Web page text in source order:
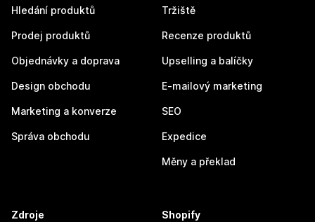
Hledání produktů
Prodej produktů
Objednávky a doprava
Design obchodu
Marketing a konverze
Správa obchodu
Tržiště
Recenze produktů
Upselling a balíčky
E-mailový marketing
SEO
Expedice
Měny a překlad
Zdroje Shopify